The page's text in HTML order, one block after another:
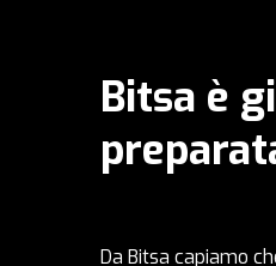
Bitsa è
Da Bitsa capiamo